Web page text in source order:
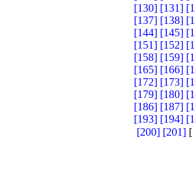
[130] [131]
[137] [138]
[144] [145]
[151] [152]
[158] [159]
[165] [166]
[172] [173]
[179] [180]
[186] [187]
[193] [194]
[200] [201] [